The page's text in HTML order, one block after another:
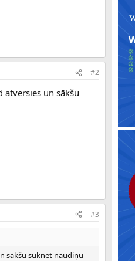
#2
atversies un sākšu
#3
sākšu sūknēt naudiņu